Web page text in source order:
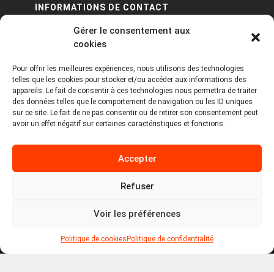
Gérer le consentement aux
cookies
Pour offrir les meilleures expériences, nous utilisons des technologies
telles que les cookies pour stocker et/ou accéder aux informations des
appareils. Le fait de consentir à ces technologies nous permettra de traiter
des données telles que le comportement de navigation ou les ID uniques
sur ce site. Le fait de ne pas consentir ou de retirer son consentement peut
avoir un effet négatif sur certaines caractéristiques et fonctions.
Accepter
Refuser
Voir les préférences
Politique de cookies Politique de confidentialité
INFORMATIONS DE CONTACT
PA Keneach Ouest - 5 rue de Belle-Île - 56400
contact@logiciels-etiquettes.com
09 71 37 25 93
Politique de cookies